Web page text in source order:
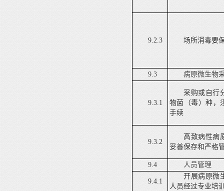
9.2.3 场所消毒要
9.3 病原微生物
9.3.1
采购或自行
物菌（毒）种，
手续
9.3.2
高致病性病
妥善保存和严格
9.4 人员管理
9.4.1
开展病原微
人员经过专业培